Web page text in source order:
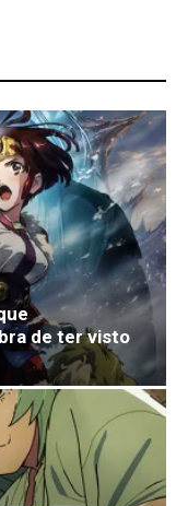
de ter visto